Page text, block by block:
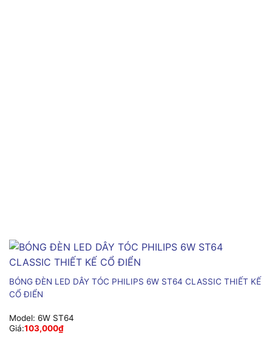
BÓNG ĐÈN LED DÂY TÓC PHILIPS 6W ST64 CLASSIC THIẾT KẾ
CỔ ĐIỂN
Model: 6W ST64
Giá:103,000₫